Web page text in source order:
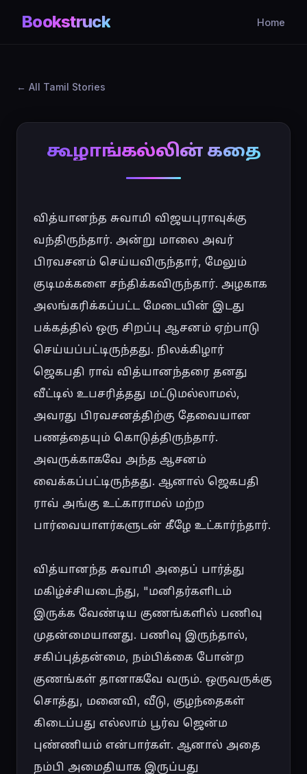
Bookstruck Home
All Tamil Stories
கூழாங்கல்லின் கதை
வித்யானந்த சுவாமி விஜயபுராவுக்கு
வந்திருந்தார். அன்று மாலை அவர்
பிரவசனம் செய்யவிருந்தார், மேலும்
குடிமக்களை சந்திக்கவிருந்தார். அழகாக
அலங்கரிக்கப்பட்ட மேடையின் இடது
பக்கத்தில் ஒரு சிறப்பு ஆசனம் ஏற்பாடு
செய்யப்பட்டிருந்தது. நிலக்கிழார்
ஜெகபதி ராவ் வித்யானந்தரை தனது
வீட்டில் உபசரித்தது மட்டுமல்லாமல்,
அவரது பிரவசனத்திற்கு தேவையான
பணத்தையும் கொடுத்திருந்தார்.
அவருக்காகவே அந்த ஆசனம்
வைக்கப்பட்டிருந்தது. ஆனால் ஜெகபதி
ராவ் அங்கு உட்காராமல் மற்ற
பார்வையாளர்களுடன் கீழே உட்கார்ந்தார்.
வித்யானந்த சுவாமி அதைப் பார்த்து
மகிழ்ச்சியடைந்து, "மனிதர்களிடம்
இருக்க வேண்டிய குணங்களில் பணிவு
முதன்மையானது. பணிவு இருந்தால்,
சகிப்புத்தன்மை, நம்பிக்கை போன்ற
குணங்கள் தானாகவே வரும். ஒருவருக்கு
சொத்து, மனைவி, வீடு, குழந்தைகள்
கிடைப்பது எல்லாம் பூர்வ ஜென்ம
புண்ணியம் என்பார்கள். ஆனால் அதை
நம்பி அமைதியாக இருப்பது